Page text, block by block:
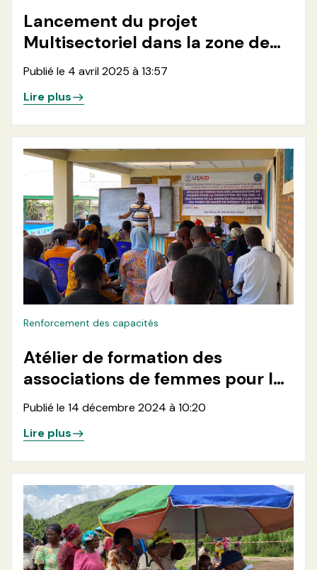
Lancement du projet
Multisectoriel dans la zone de
santé de Kirotshe
Publié le 4 avril 2025 à 13:57
Lire plus
Renforcement des capacités
Atélier de formation des
associations de femmes pour la
production de chlore, le
l'eau dans les zones de santé de
Minova et Kalehe
Publié le 14 décembre 2024 à 10:20
Lire plus